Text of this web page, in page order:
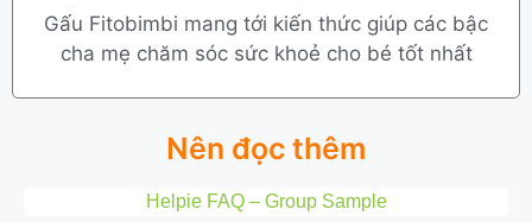
Gấu Fitobimbi mang tới kiến thức giúp các bậc
cha mẹ chăm sóc sức khoẻ cho bé tốt nhất
Nên đọc thêm
Helpie FAQ – Group Sample